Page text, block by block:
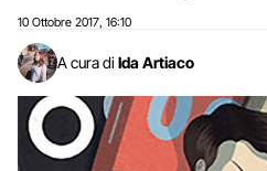
10 Ottobre 2017 16:10
A cura di Ida Artiaco